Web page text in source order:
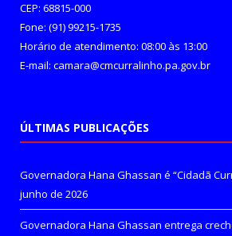
CEP: 68815-000
Fone: (91) 99215-1735
Horário de atendimento: 08:00 às 13:00
E-mail: camara@cmcurralinho.pa.gov.br
ÚLTIMAS PUBLICAÇÕES
Governadora Hana Ghassan é “Cidadã
junho de 2026
Governadora Hana Ghassan entrega